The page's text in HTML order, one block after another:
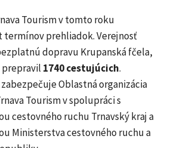
Tourism v tomto roku
termínov prehliadok. Verejnosť
dopravu Krupanská fčela,
1740 cestujúcich.
Oblastná organizácia
Tourism v spolupráci s
cestovného ruchu Trnavský kraj a
Ministerstva cestovného ruchu a